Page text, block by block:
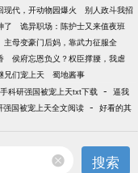
现代，开动物园爆火
别人政斗我招
了
诡异职场：陈护士又来值夜班
主母变豪门后妈，靠武力征服全
侯府忘恩负义？权臣撑腰，我虐
兄们宠上天
蜀地酱事
科研强国被宠上天txt下载 - 逼我
国被宠上天全文阅读 - 好看的其
搜索